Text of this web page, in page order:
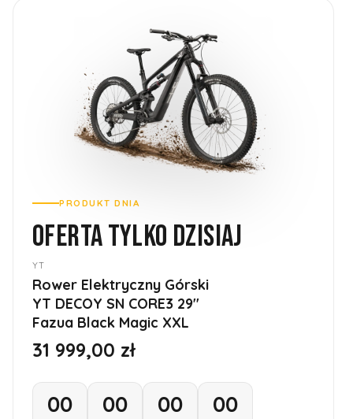
PRODUKT DNIA
OFERTA TYLKO DZISIAJ
YT
Rower Elektryczny Górski
YT DECOY SN CORE3 29''
Fazua Black Magic XXL
31 999,00 zł
00 00 00 00